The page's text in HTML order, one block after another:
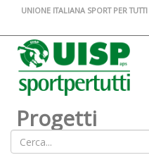
UNIONE ITALIANA SPORT PER TUTTI
Progetti